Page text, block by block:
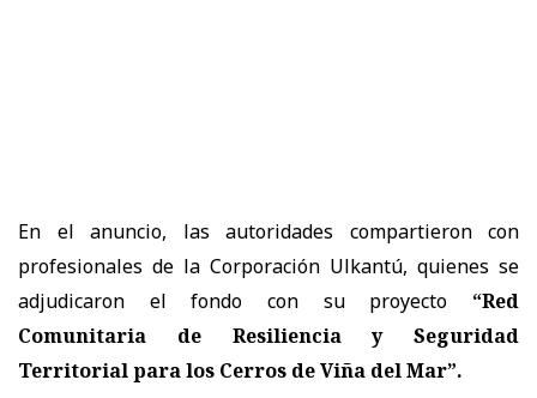
En el anuncio, las autoridades compartieron con
profesionales de la Corporación Ulkantú, quienes se
adjudicaron el fondo con su proyecto “Red
Comunitaria de Resiliencia y Seguridad
Territorial para los Cerros de Viña del Mar”.